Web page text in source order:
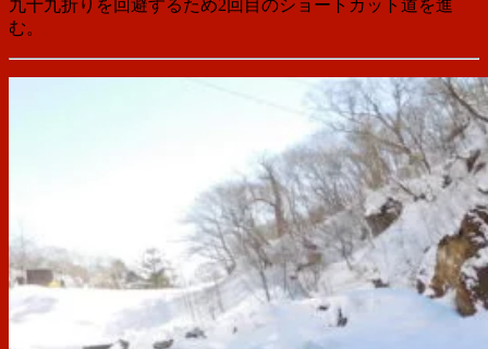
九十九折りを回避するため2回目のショートカット道を進
む。